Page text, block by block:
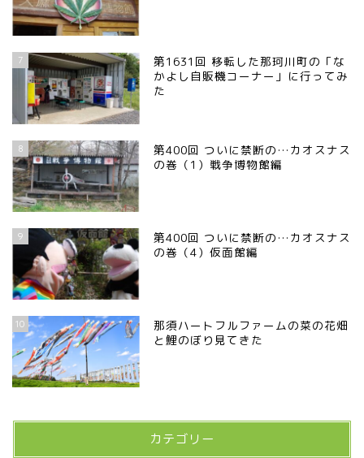
7
第1631回 移転した那珂川町の「な
かよし自販機コーナー」に行ってみ
た
8
第400回 ついに禁断の…カオスナス
の巻（1）戦争博物館編
9
第400回 ついに禁断の…カオスナス
の巻（4）仮面館編
10
那須ハートフルファームの菜の花畑
と鯉のぼり見てきた
カテゴリー